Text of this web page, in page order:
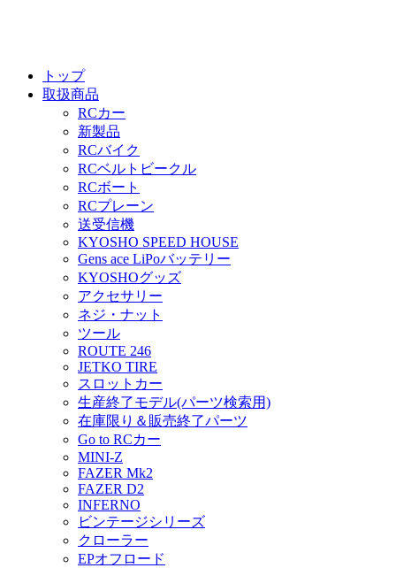
トップ
取扱商品
RCカー
新製品
RCバイク
RCベルトビークル
RCボート
RCプレーン
送受信機
KYOSHO SPEED HOUSE
Gens ace LiPoバッテリー
KYOSHOグッズ
アクセサリー
ネジ・ナット
ツール
ROUTE 246
JETKO TIRE
スロットカー
生産終了モデル(パーツ検索用)
在庫限り＆販売終了パーツ
Go to RCカー
MINI-Z
FAZER Mk2
FAZER D2
INFERNO
ビンテージシリーズ
クローラー
EPオフロード